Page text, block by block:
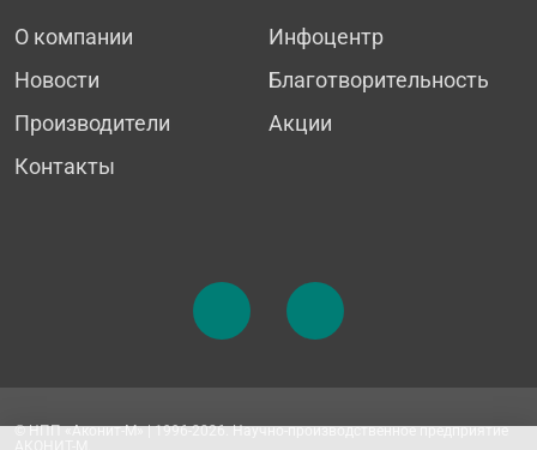
О компании
Новости
Производители
Контакты
Инфоцентр
Благотворительность
Акции
© НПП «Аконит-М» | 1996-2026. Научно-производственное предприятие